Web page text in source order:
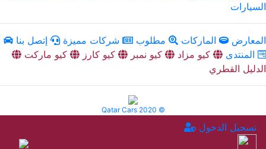
السيارات
المعارض الماركات مطلوب شركات مميزة
إتصل بنا
المنتدى
كيو مزاد كيو نمبر كيو كارز
كيو ماركت
الدليل القطري
Qatar Cars 2020 ©
تسجيل الدخول